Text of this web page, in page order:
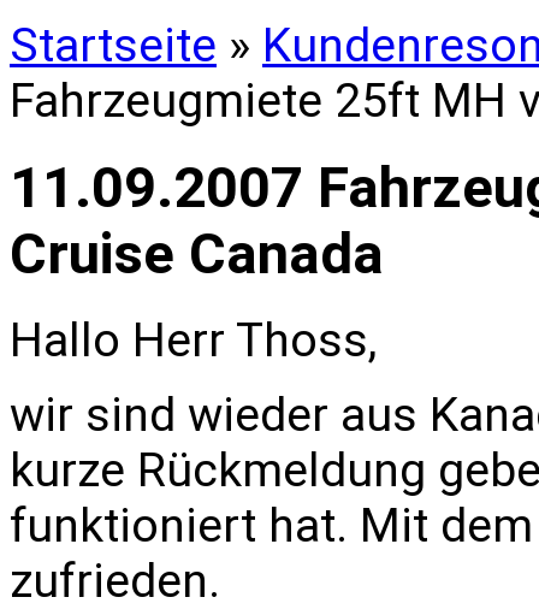
Startseite »
Fahrzeugmiete 25ft MH
11.09.2007
Cruise Canada
Hallo Herr Thoss,
wir sind wieder aus
kurze Rückmeldung
funktioniert hat. Mit
zufrieden.